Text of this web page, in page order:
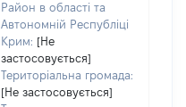
Район в області та
Автономній Республіці
Крим: [Не
застосовується]
Територіальна громада:
[Не застосовується]